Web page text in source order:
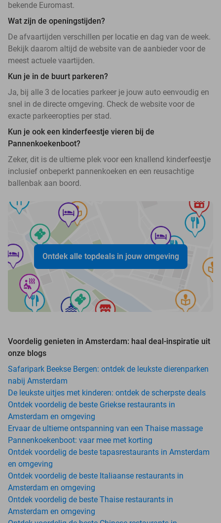
bekende Euromast.
Wat zijn de openingstijden?
De afvaartijden verschillen per locatie en dag van de week.
Bekijk daarom altijd de website van de aanbieder voor de
meest actuele vaartijden.
Kun je in de buurt parkeren?
Ja, bij alle 3 de locaties parkeer je jouw auto eenvoudig en
snel in de directe omgeving. Check de website voor de
exacte parkeeropties per stad.
Kun je ook een kinderfeestje vieren bij de
Pannenkoekenboot?
Zeker, dit is de ultieme plek voor een knallend kinderfeestje
inclusief onbeperkt pannenkoeken en een reusachtige
ballenbak aan boord.
Ontdek alle topdeals in jouw omgeving
Voordelig genieten in Amsterdam: haal deal-inspiratie uit
onze blogs
Safaripark Beekse Bergen: ontdek de leukste dierenparken
nabij Amsterdam
De leukste uitjes met kinderen: ontdek de scherpste deals
Ontdek voordelig de beste Griekse restaurants in
Amsterdam en omgeving
Ervaar de ultieme ontspanning van een Thaise massage
Pannenkoekenboot: vaar mee met korting
Ontdek voordelig de beste tapasrestaurants in Amsterdam
en omgeving
Ontdek voordelig de beste Italiaanse restaurants in
Amsterdam en omgeving
Ontdek voordelig de beste Thaise restaurants in
Amsterdam en omgeving